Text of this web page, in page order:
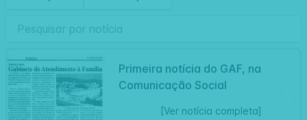
Primeira notícia do GAF, na
Comunicação Social
[Ver notícia completa]